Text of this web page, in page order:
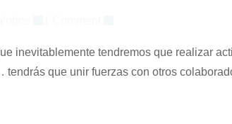
inevitablemente tendremos que realizar
que unir fuerzas con otros